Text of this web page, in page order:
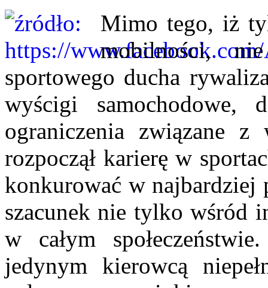
Mimo tego, iż
mobilności,
sportowego ducha
wyścigi samochodowe,
ograniczenia związane z
rozpoczął karierę w
konkurować w najbardziej
szacunek nie tylko wśród
w całym
jedynym kierowcą